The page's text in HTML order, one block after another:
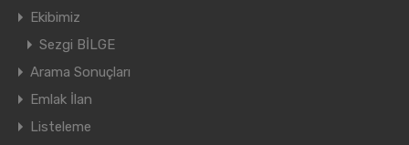
Ekibimiz
Sezgi BİLGE
Arama Sonuçları
Emlak İlan
Listeleme